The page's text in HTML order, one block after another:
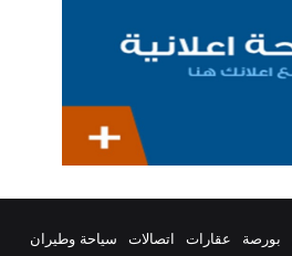
بورصة عقارات اتصالات سياحة وطيران